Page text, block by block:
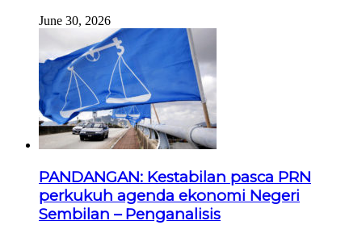
June 30, 2026
PANDANGAN: Kestabilan pasca PRN
perkukuh agenda ekonomi Negeri
Sembilan – Penganalisis